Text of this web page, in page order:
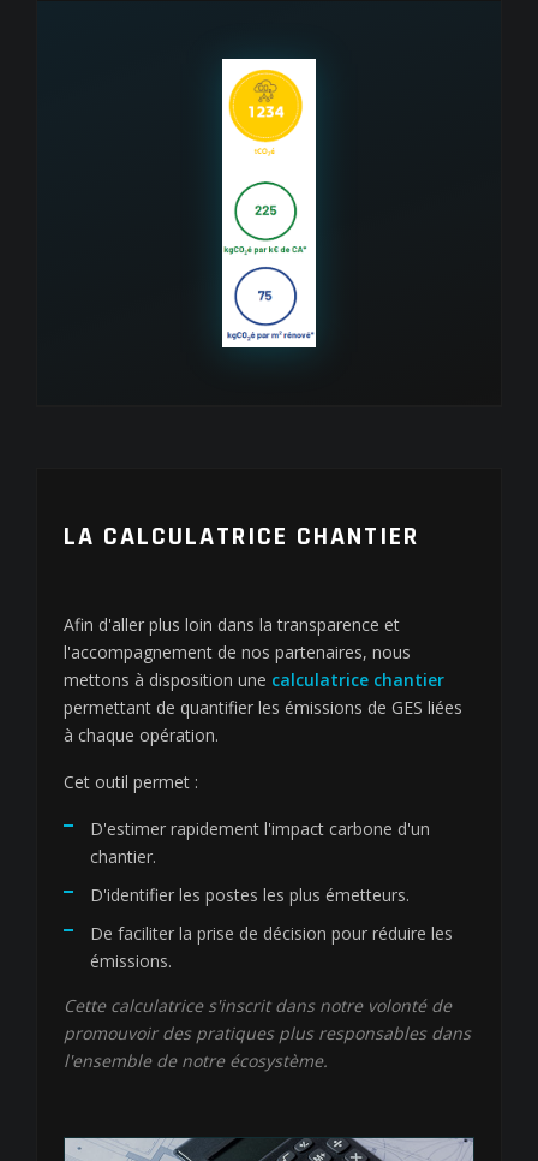
LA CALCULATRICE CHANTIER
Afin d'aller plus loin dans la transparence et
l'accompagnement de nos partenaires, nous
mettons à disposition une calculatrice chantier
permettant de quantifier les émissions de GES liées
à chaque opération.
Cet outil permet :
D'estimer rapidement l'impact carbone d'un
chantier.
D'identifier les postes les plus émetteurs.
De faciliter la prise de décision pour réduire les
émissions.
Cette calculatrice s'inscrit dans notre volonté de
promouvoir des pratiques plus responsables dans
l'ensemble de notre écosystème.